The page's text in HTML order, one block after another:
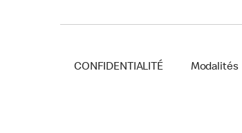
CONFIDENTIALITÉ Modalités